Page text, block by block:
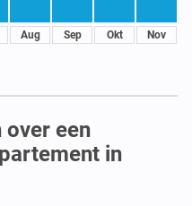
Aug Sep Okt Nov
over een
in